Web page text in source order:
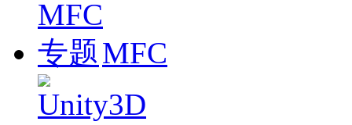
MFC